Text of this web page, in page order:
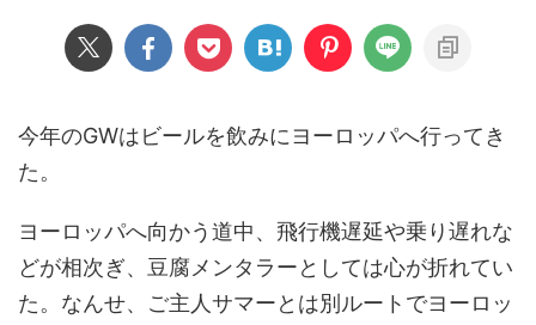
今年のGWはビールを飲みにヨーロッパへ行ってき
た。
ヨーロッパへ向かう道中、飛行機遅延や乗り遅れな
どが相次ぎ、豆腐メンタラーとしては心が折れてい
た。なんせ、ご主人サマーとは別ルートでヨーロッ